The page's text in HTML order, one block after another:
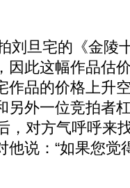
旦宅的《金陵
因此这幅作品估
作品的价格上升
另外一位竞拍者
，对方气呼呼来
他说：“如果您觉